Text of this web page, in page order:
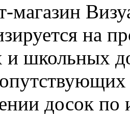
магазин
на
школьных
досок по